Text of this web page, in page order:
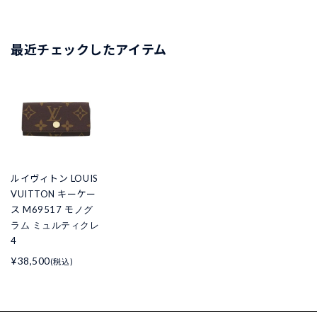
最近チェックしたアイテム
ルイヴィトン LOUIS
VUITTON キーケー
ス M69517 モノグ
ラム ミュルティクレ
4
¥38,500(税込)